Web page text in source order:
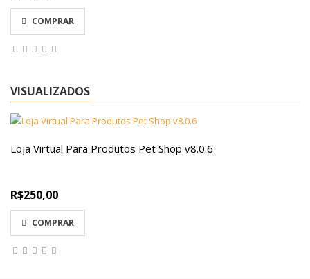
COMPRAR
VISUALIZADOS
Loja Virtual Para Produtos Pet Shop v8.0.6
R$250,00
COMPRAR